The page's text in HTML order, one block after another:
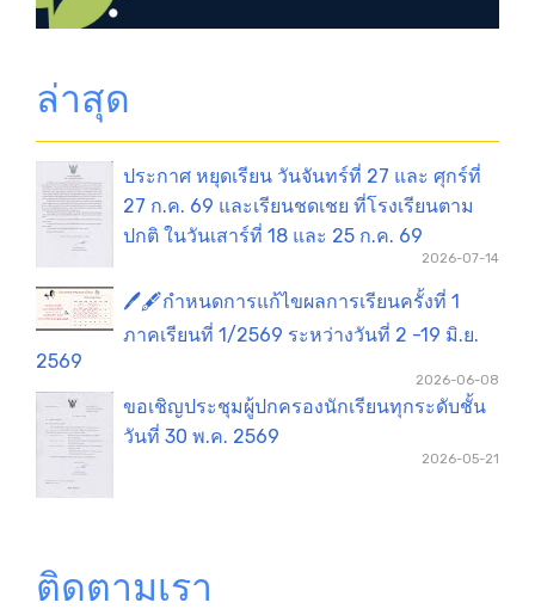
ล่าสุด
ประกาศ หยุดเรียน วันจันทร์ที่ 27 และ ศุกร์ที่
27 ก.ค. 69 และเรียนชดเชย ที่โรงเรียนตาม
ปกติ ในวันเสาร์ที่ 18 และ 25 ก.ค. 69
2026-07-14
🖊️🖋️กำหนดการแก้ไขผลการเรียนครั้งที่ 1
ภาคเรียนที่ 1/2569 ระหว่างวันที่ 2 -19 มิ.ย.
2569
2026-06-08
ขอเชิญประชุมผู้ปกครองนักเรียนทุกระดับชั้น
วันที่ 30 พ.ค. 2569
2026-05-21
ติดตามเรา